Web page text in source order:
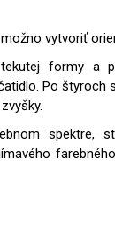
vytvoriť
formy a
Po štyroch
spektre,